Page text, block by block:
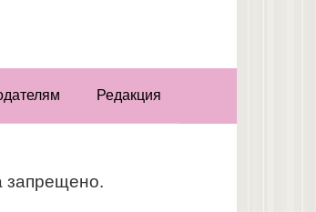
Редакция
запрещено.